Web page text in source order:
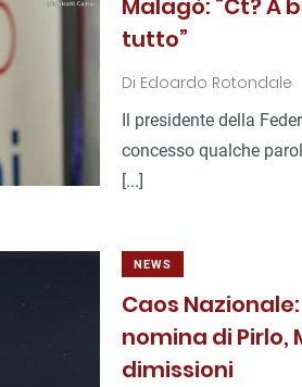
Malagò: “Ct? A
tutto”
Di Edoardo Rotondale
Il presidente della
concesso qualche
[...]
NEWS
Caos
nomina di Pirlo,
dimissioni